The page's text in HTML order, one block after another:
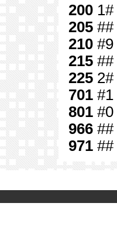
200 1#
205 ##
210 #9
215 ##
225 2#
701 #1
801 #0
966 ##
971 ##